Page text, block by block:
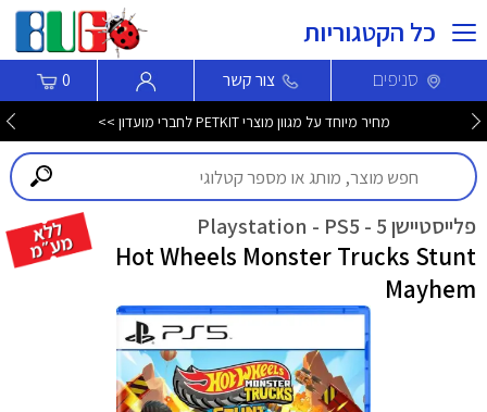
כל הקטגוריות
סניפים צור קשר 0
מחיר מיוחד על מגוון מוצרי PETKIT לחברי מועדון >>
פלייסטיישן 5 - Playstation - PS5
Hot Wheels Monster Trucks Stunt
Mayhem